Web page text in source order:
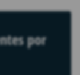
por